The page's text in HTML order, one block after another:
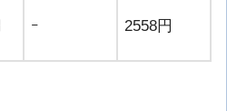
ｰ 2558円